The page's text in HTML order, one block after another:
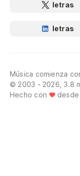
letras
letras
Música comienza
© 2003 - 2026, 3.8
Hecho con
desde